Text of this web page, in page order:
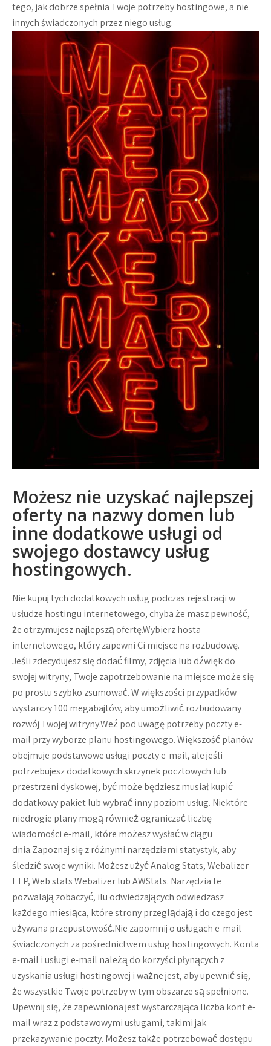
tego, jak dobrze spełnia Twoje potrzeby hostingowe, a nie
innych świadczonych przez niego usług.
Możesz nie uzyskać najlepszej
oferty na nazwy domen lub
inne dodatkowe usługi od
swojego dostawcy usług
hostingowych.
Nie kupuj tych dodatkowych usług podczas rejestracji w
usłudze hostingu internetowego, chyba że masz pewność,
że otrzymujesz najlepszą ofertę.Wybierz hosta
internetowego, który zapewni Ci miejsce na rozbudowę.
Jeśli zdecydujesz się dodać filmy, zdjęcia lub dźwięk do
swojej witryny, Twoje zapotrzebowanie na miejsce może się
po prostu szybko zsumować. W większości przypadków
wystarczy 100 megabajtów, aby umożliwić rozbudowany
rozwój Twojej witryny.Weź pod uwagę potrzeby poczty e-
mail przy wyborze planu hostingowego. Większość planów
obejmuje podstawowe usługi poczty e-mail, ale jeśli
potrzebujesz dodatkowych skrzynek pocztowych lub
przestrzeni dyskowej, być może będziesz musiał kupić
dodatkowy pakiet lub wybrać inny poziom usług. Niektóre
niedrogie plany mogą również ograniczać liczbę
wiadomości e-mail, które możesz wysłać w ciągu
dnia.Zapoznaj się z różnymi narzędziami statystyk, aby
śledzić swoje wyniki. Możesz użyć Analog Stats, Webalizer
FTP, Web stats Webalizer lub AWStats. Narzędzia te
pozwalają zobaczyć, ilu odwiedzających odwiedzasz
każdego miesiąca, które strony przeglądają i do czego jest
używana przepustowość.Nie zapomnij o usługach e-mail
świadczonych za pośrednictwem usług hostingowych. Konta
e-mail i usługi e-mail należą do korzyści płynących z
uzyskania usługi hostingowej i ważne jest, aby upewnić się,
że wszystkie Twoje potrzeby w tym obszarze są spełnione.
Upewnij się, że zapewniona jest wystarczająca liczba kont e-
mail wraz z podstawowymi usługami, takimi jak
przekazywanie poczty. Możesz także potrzebować dostępu